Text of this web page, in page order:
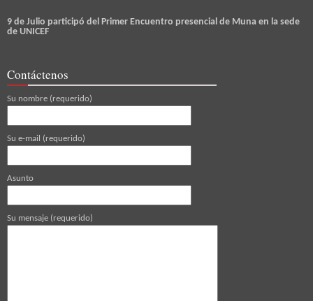
9 de Julio participó del Primer Encuentro presencial de Muna en la sede
de UNICEF
Contáctenos
Su nombre (requerido)
Su e-mail (requerido)
Asunto
Su mensaje (requerido)